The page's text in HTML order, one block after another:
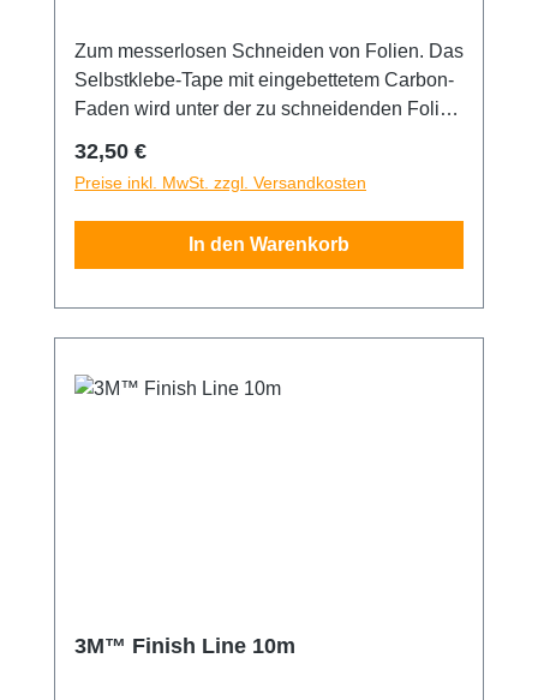
Zum messerlosen Schneiden von Folien. Das
Selbstklebe-Tape mit eingebettetem Carbon-
Faden wird unter der zu schneidenden Folie
Faden abgezogen und durchtrennt so die
Folie. Das garantiert die Unversehrtheit des
Untergrundes. Flexibel in der Verarbeitung,
dadurch auch gut für Kurvenschnitte
Schneiden mit dem Knifeless Tape, die
geschnittene Folie mit dem Heissluftföhn
und saubere Folienkante.
Regulärer Preis:
32,50 €
Preise inkl. MwSt. zzgl. Versandkosten
In den Warenkorb
3M™ Finish Line 10m